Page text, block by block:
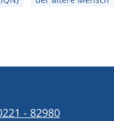
- 82980